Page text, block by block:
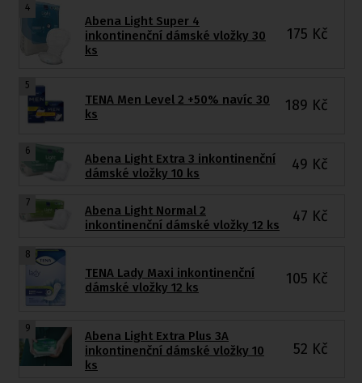
4
Abena Light Super 4
inkontinenční dámské vložky 30
ks
175 Kč
5
TENA Men Level 2 +50% navíc 30
ks
189 Kč
6
Abena Light Extra 3 inkontinenční
dámské vložky 10 ks
49 Kč
7
Abena Light Normal 2
inkontinenční dámské vložky 12 ks
47 Kč
8
TENA Lady Maxi inkontinenční
dámské vložky 12 ks
105 Kč
9
Abena Light Extra Plus 3A
inkontinenční dámské vložky 10
ks
52 Kč